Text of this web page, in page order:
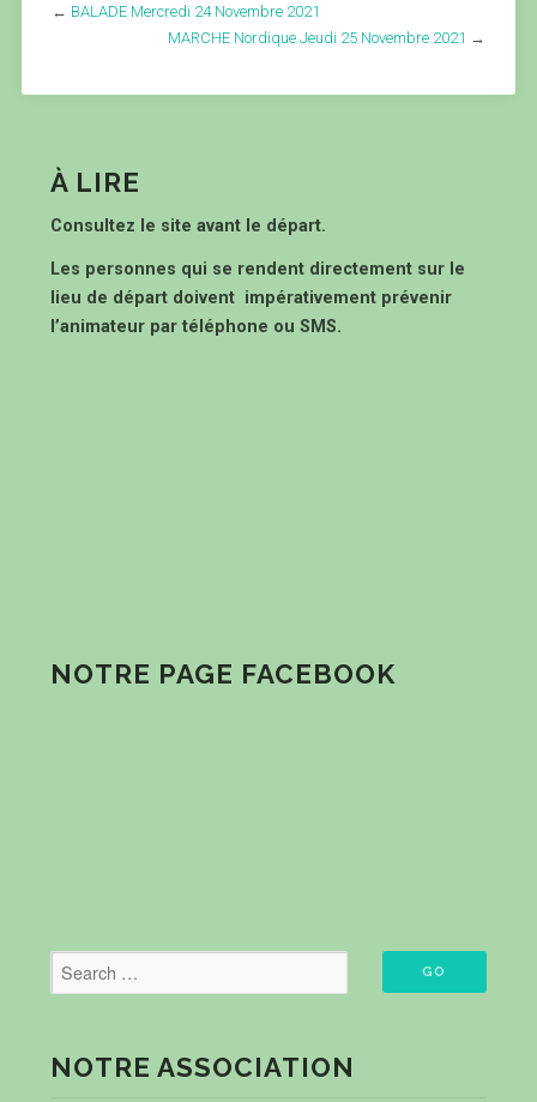
← BALADE Mercredi 24 Novembre 2021
MARCHE Nordique Jeudi 25 Novembre 2021 →
À LIRE
Consultez le site avant le départ.
Les personnes qui se rendent directement sur le
lieu de départ doivent impérativement prévenir
l’animateur par téléphone ou SMS.
NOTRE PAGE FACEBOOK
NOTRE ASSOCIATION